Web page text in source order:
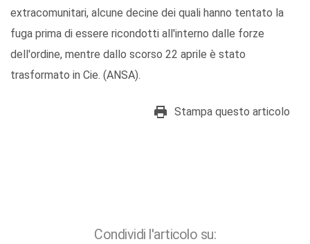
extracomunitari, alcune decine dei quali hanno tentato la
fuga prima di essere ricondotti all'interno dalle forze
dell'ordine, mentre dallo scorso 22 aprile è stato
trasformato in Cie. (ANSA).
Stampa questo articolo
Condividi l'articolo su: